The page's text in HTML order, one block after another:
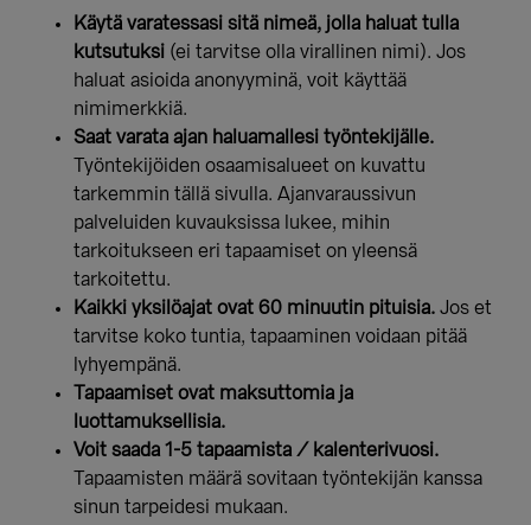
Käytä varatessasi sitä nimeä, jolla haluat tulla
kutsutuksi (ei tarvitse olla virallinen nimi). Jos
haluat asioida anonyyminä, voit käyttää
nimimerkkiä.
Saat varata ajan haluamallesi työntekijälle.
Työntekijöiden osaamisalueet on kuvattu
tarkemmin tällä sivulla. Ajanvaraussivun
palveluiden kuvauksissa lukee, mihin
tarkoitukseen eri tapaamiset on yleensä
tarkoitettu.
Kaikki yksilöajat ovat 60 minuutin pituisia. Jos et
tarvitse koko tuntia, tapaaminen voidaan pitää
lyhyempänä.
Tapaamiset ovat maksuttomia ja
luottamuksellisia.
Voit saada 1-5 tapaamista / kalenterivuosi.
Tapaamisten määrä sovitaan työntekijän kanssa
sinun tarpeidesi mukaan.